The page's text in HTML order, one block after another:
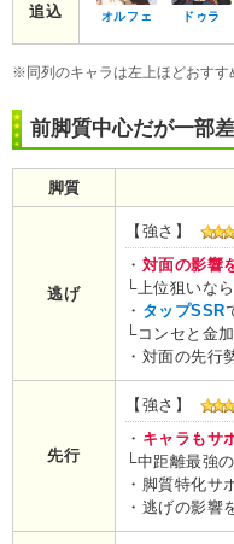
追込 オルフェ ドゥラ
※同列のキャラは左上ほどおすす
前脚質中心だが一部
脚質
逃げ
【強さ】
・ 対面の影響
└上位狙いな
・ タップSSR
└コンセと金
・対面の先行
先行
【強さ】
・ キャラもサ
└中距離最強
・脚質特化サ
・逃げの影響